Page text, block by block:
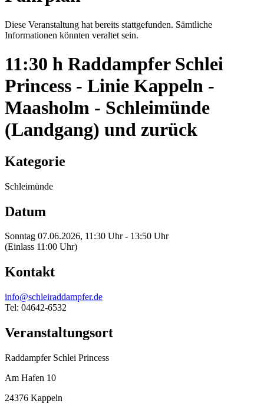
Diese Veranstaltung hat bereits stattgefunden. Sämtliche
Informationen könnten veraltet sein.
11:30 h Raddampfer Schlei
Princess - Linie Kappeln -
Maasholm - Schleimünde
(Landgang) und zurück
Kategorie
Schleimünde
Datum
Sonntag 07.06.2026, 11:30 Uhr - 13:50 Uhr
(Einlass 11:00 Uhr)
Kontakt
info@schleiraddampfer.de
Tel: 04642-6532
Veranstaltungsort
Raddampfer Schlei Princess
Am Hafen 10
24376 Kappeln